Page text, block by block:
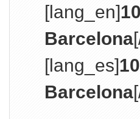
[lang_en]
Barcelona
[lang_es]
Barcelona